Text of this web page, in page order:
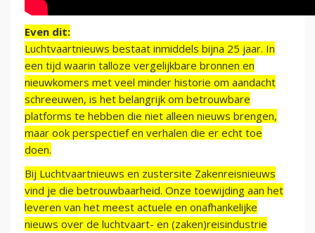
Even dit:
Luchtvaartnieuws bestaat inmiddels bijna 25 jaar. In
een tijd waarin talloze vergelijkbare bronnen en
nieuwkomers met veel minder historie om aandacht
schreeuwen, is het belangrijk om betrouwbare
platforms te hebben die niet alleen nieuws brengen,
maar ook perspectief en verhalen die er echt toe
doen.
Bij Luchtvaartnieuws en zustersite Zakenreisnieuws
vind je die betrouwbaarheid. Onze toewijding aan het
leveren van het meest actuele en onafhankelijke
nieuws over de luchtvaart- en (zaken)reisindustrie